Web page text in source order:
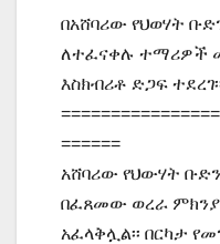
በአሸባሪው የህወሃት
ለተፈናቀሉ ተማሪዎች
እስክብሪቶ ድጋፍ
======
አሸባሪው የህውሃት
በፈጸመው ወረራ
አፈላቅሏል፡፡ በርካታ